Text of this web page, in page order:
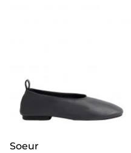
Soeur